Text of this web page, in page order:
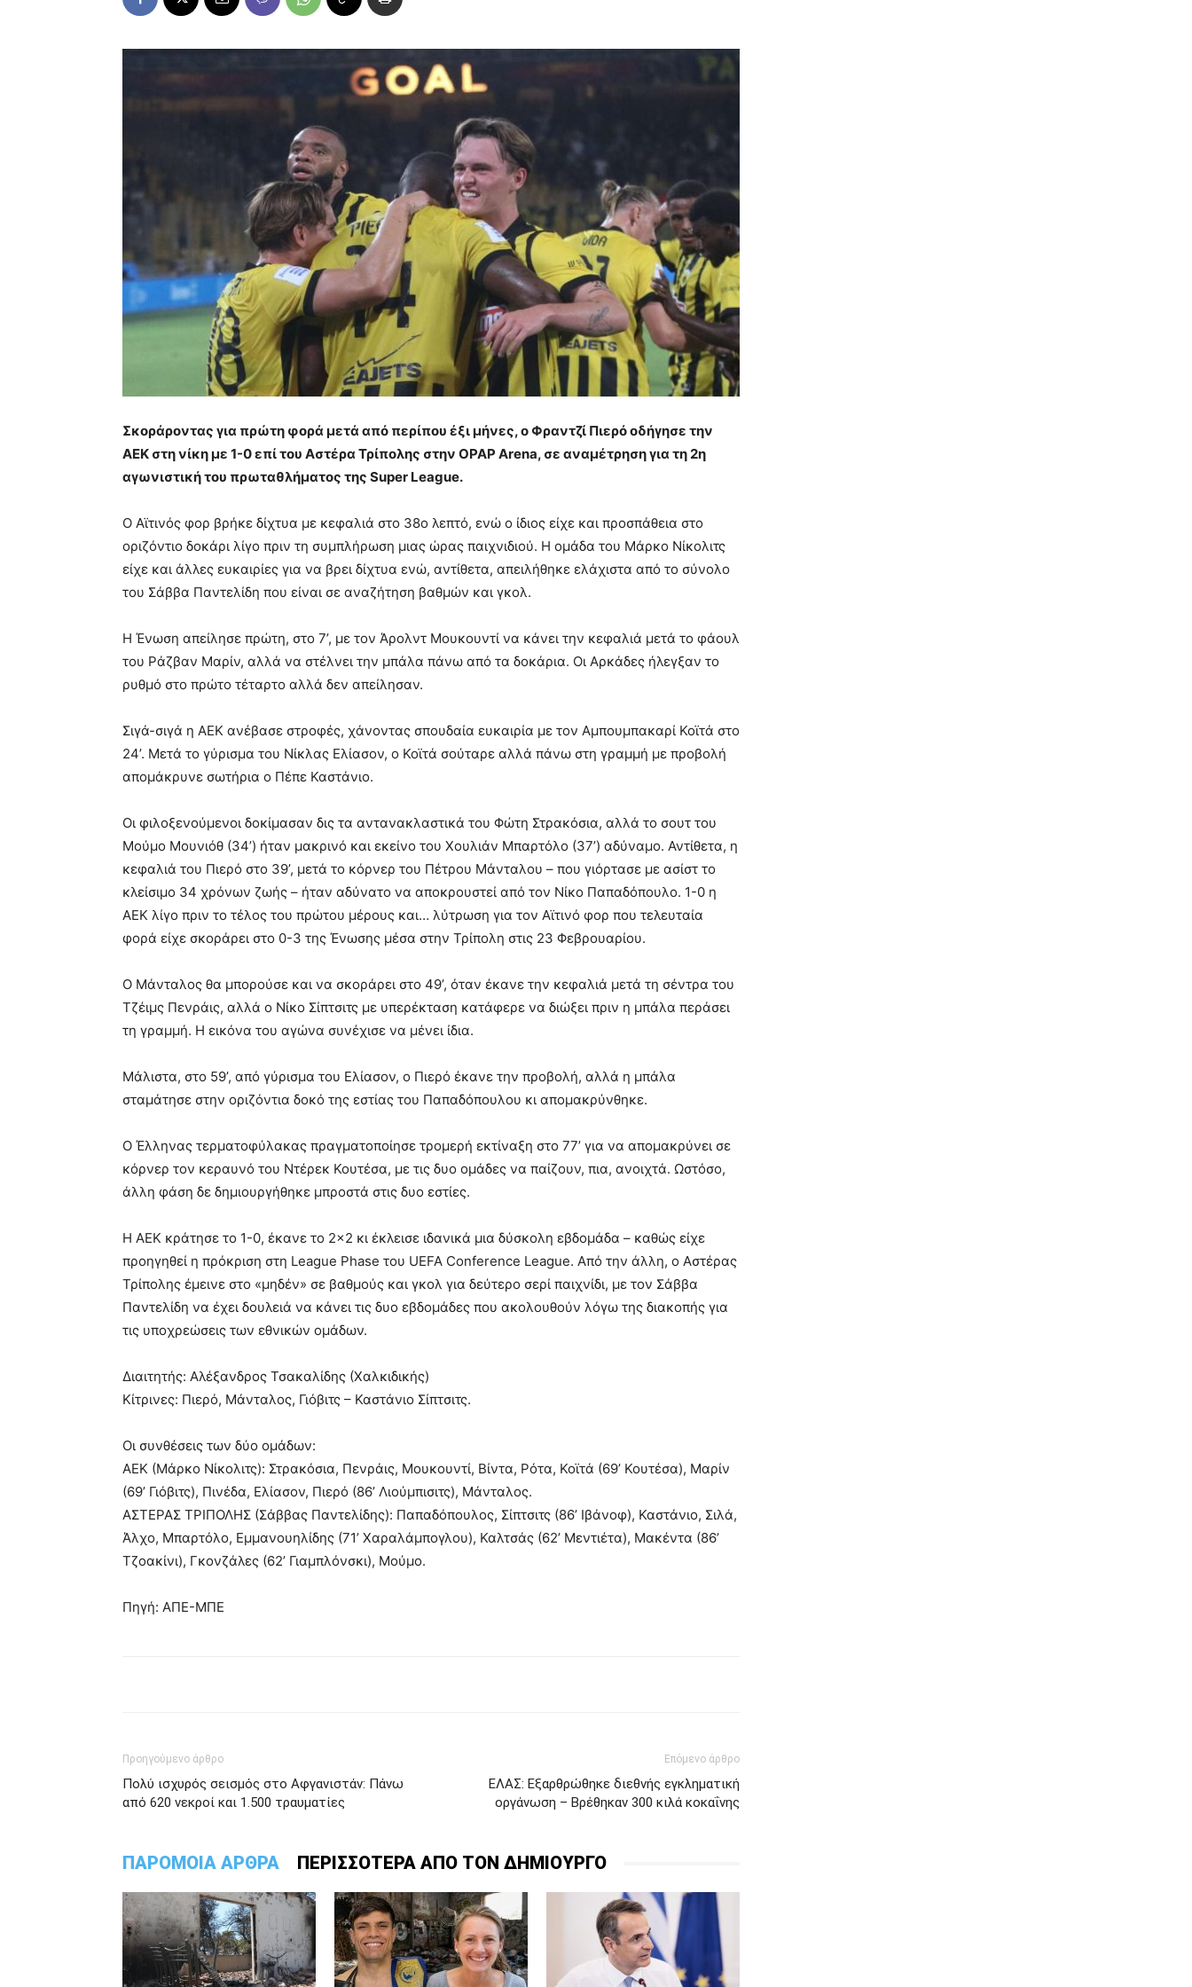
Σκοράροντας για πρώτη φορά μετά από περίπου έξι μήνες, ο Φραντζί Πιερό οδήγησε την
ΑΕΚ στη νίκη με 1-0 επί του Αστέρα Τρίπολης στην OPAP Arena, σε αναμέτρηση για τη 2η
αγωνιστική του πρωταθλήματος της Super League.
Ο Αϊτινός φορ βρήκε δίχτυα με κεφαλιά στο 38ο λεπτό, ενώ ο ίδιος είχε και προσπάθεια στο
οριζόντιο δοκάρι λίγο πριν τη συμπλήρωση μιας ώρας παιχνιδιού. Η ομάδα του Μάρκο Νίκολιτς
είχε και άλλες ευκαιρίες για να βρει δίχτυα ενώ, αντίθετα, απειλήθηκε ελάχιστα από το σύνολο
του Σάββα Παντελίδη που είναι σε αναζήτηση βαθμών και γκολ.
Η Ένωση απείλησε πρώτη, στο 7’, με τον Άρολντ Μουκουντί να κάνει την κεφαλιά μετά το φάουλ
του Ράζβαν Μαρίν, αλλά να στέλνει την μπάλα πάνω από τα δοκάρια. Οι Αρκάδες ήλεγξαν το
ρυθμό στο πρώτο τέταρτο αλλά δεν απείλησαν.
Σιγά-σιγά η ΑΕΚ ανέβασε στροφές, χάνοντας σπουδαία ευκαιρία με τον Αμπουμπακαρί Κοϊτά στο
24’. Μετά το γύρισμα του Νίκλας Ελίασον, ο Κοϊτά σούταρε αλλά πάνω στη γραμμή με προβολή
απομάκρυνε σωτήρια ο Πέπε Καστάνιο.
Οι φιλοξενούμενοι δοκίμασαν δις τα αντανακλαστικά του Φώτη Στρακόσια, αλλά το σουτ του
Μούμο Μουνιόθ (34’) ήταν μακρινό και εκείνο του Χουλιάν Μπαρτόλο (37’) αδύναμο. Αντίθετα, η
κεφαλιά του Πιερό στο 39’, μετά το κόρνερ του Πέτρου Μάνταλου – που γιόρτασε με ασίστ το
κλείσιμο 34 χρόνων ζωής – ήταν αδύνατο να αποκρουστεί από τον Νίκο Παπαδόπουλο. 1-0 η
ΑΕΚ λίγο πριν το τέλος του πρώτου μέρους και… λύτρωση για τον Αϊτινό φορ που τελευταία
φορά είχε σκοράρει στο 0-3 της Ένωσης μέσα στην Τρίπολη στις 23 Φεβρουαρίου.
Ο Μάνταλος θα μπορούσε και να σκοράρει στο 49’, όταν έκανε την κεφαλιά μετά τη σέντρα του
Τζέιμς Πενράις, αλλά ο Νίκο Σίπτσιτς με υπερέκταση κατάφερε να διώξει πριν η μπάλα περάσει
τη γραμμή. Η εικόνα του αγώνα συνέχισε να μένει ίδια.
Μάλιστα, στο 59’, από γύρισμα του Ελίασον, ο Πιερό έκανε την προβολή, αλλά η μπάλα
σταμάτησε στην οριζόντια δοκό της εστίας του Παπαδόπουλου κι απομακρύνθηκε.
Ο Έλληνας τερματοφύλακας πραγματοποίησε τρομερή εκτίναξη στο 77’ για να απομακρύνει σε
κόρνερ τον κεραυνό του Ντέρεκ Κουτέσα, με τις δυο ομάδες να παίζουν, πια, ανοιχτά. Ωστόσο,
άλλη φάση δε δημιουργήθηκε μπροστά στις δυο εστίες.
Η ΑΕΚ κράτησε το 1-0, έκανε το 2×2 κι έκλεισε ιδανικά μια δύσκολη εβδομάδα – καθώς είχε
προηγηθεί η πρόκριση στη League Phase του UEFA Conference League. Από την άλλη, ο Αστέρας
Τρίπολης έμεινε στο «μηδέν» σε βαθμούς και γκολ για δεύτερο σερί παιχνίδι, με τον Σάββα
Παντελίδη να έχει δουλειά να κάνει τις δυο εβδομάδες που ακολουθούν λόγω της διακοπής για
τις υποχρεώσεις των εθνικών ομάδων.
Διαιτητής: Αλέξανδρος Τσακαλίδης (Χαλκιδικής)
Κίτρινες: Πιερό, Μάνταλος, Γιόβιτς – Καστάνιο Σίπτσιτς.
Οι συνθέσεις των δύο ομάδων:
ΑΕΚ (Μάρκο Νίκολιτς): Στρακόσια, Πενράις, Μουκουντί, Βίντα, Ρότα, Κοϊτά (69’ Κουτέσα), Μαρίν
(69’ Γιόβιτς), Πινέδα, Ελίασον, Πιερό (86’ Λιούμπισιτς), Μάνταλος.
ΑΣΤΕΡΑΣ ΤΡΙΠΟΛΗΣ (Σάββας Παντελίδης): Παπαδόπουλος, Σίπτσιτς (86’ Ιβάνοφ), Καστάνιο, Σιλά,
Άλχο, Μπαρτόλο, Εμμανουηλίδης (71’ Χαραλάμπογλου), Καλτσάς (62’ Μεντιέτα), Μακέντα (86’
Τζοακίνι), Γκονζάλες (62’ Γιαμπλόνσκι), Μούμο.
Πηγή: ΑΠΕ-ΜΠΕ
Προηγούμενο άρθρο
Πολύ ισχυρός σεισμός στο Αφγανιστάν: Πάνω
από 620 νεκροί και 1.500 τραυματίες
Επόμενο άρθρο
ΕΛΑΣ: Εξαρθρώθηκε διεθνής εγκληματική
οργάνωση – Βρέθηκαν 300 κιλά κοκαΐνης
ΠΑΡΟΜΟΙΑ ΑΡΘΡΑ ΠΕΡΙΣΣΟΤΕΡΑ ΑΠΟ ΤΟΝ ΔΗΜΙΟΥΡΓΟ